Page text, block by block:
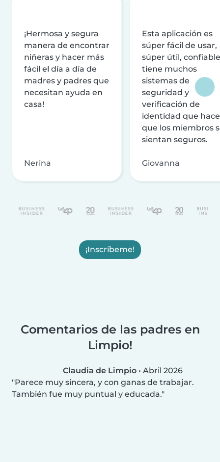
¡Hermosa y segura
manera de encontrar
niñeras y hacer más
fácil el día a día de
madres y padres que
necesitan ayuda en
casa!
Nerina
Esta aplicación es
súper fácil de usar,
súper útil,
tiene muchos
sistemas de
seguridad y
verificación de
identidad que
que los miembros
sientan seguros.
Giovanna
¡Inscríbeme!
Comentarios de las padres en
Limpio!
Claudia de Limpio • Abril 2026
Parece muy sincera, y con ganas de trabajar.
También fue muy puntual y educada.